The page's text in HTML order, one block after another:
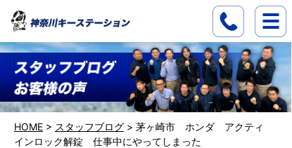
HOME > スタッフブログ > 茅ヶ崎市 ホンダ アクティ
インロック解錠 仕事中にやってしまった